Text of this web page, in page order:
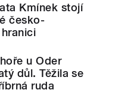
Kmínek stojí
česko-
u Oder
důl. Těžila se
ruda